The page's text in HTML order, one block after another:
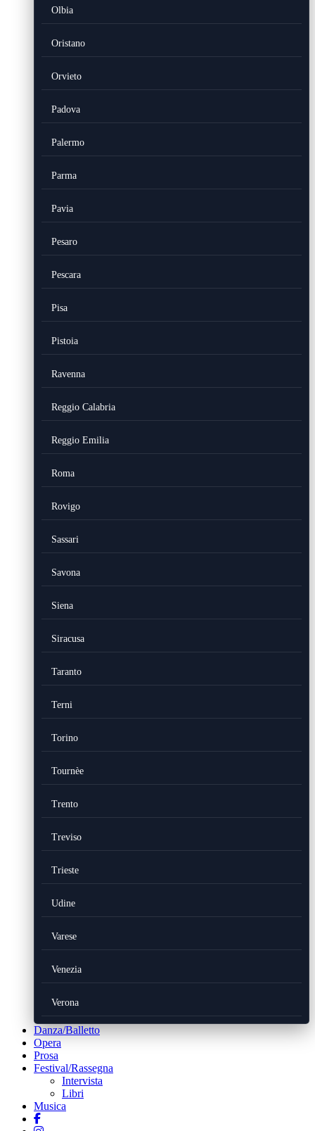
Olbia
Oristano
Orvieto
Padova
Palermo
Parma
Pavia
Pesaro
Pescara
Pisa
Pistoia
Ravenna
Reggio Calabria
Reggio Emilia
Roma
Rovigo
Sassari
Savona
Siena
Siracusa
Taranto
Terni
Torino
Tournèe
Trento
Treviso
Trieste
Udine
Varese
Venezia
Verona
Danza/Balletto
Opera
Prosa
Festival/Rassegna
Intervista
Libri
Musica